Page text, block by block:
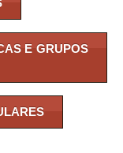
E GRUPOS